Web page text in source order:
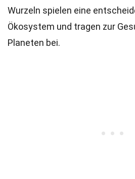
Wurzeln spielen eine
Ökosystem und tragen zur
Planeten bei.